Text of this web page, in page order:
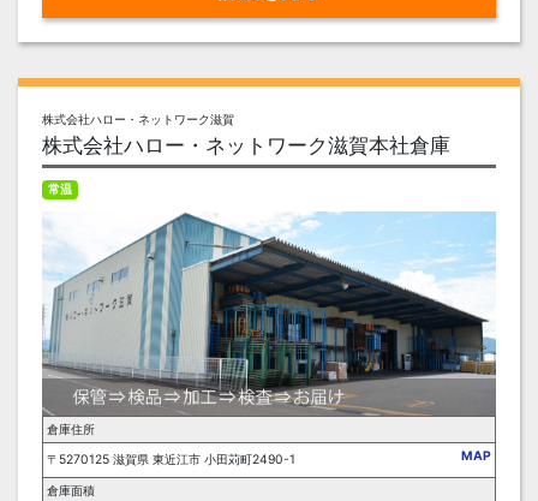
株式会社ハロー・ネットワーク滋賀
株式会社ハロー・ネットワーク滋賀本社倉庫
常温
倉庫住所
〒5270125 滋賀県 東近江市 小田苅町2490-1
MAP
倉庫面積